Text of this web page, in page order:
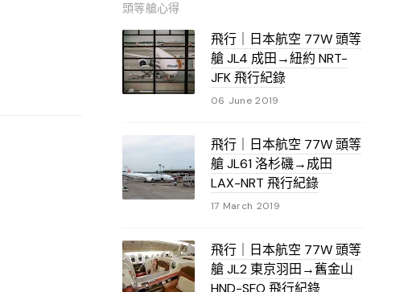
頭等艙心得
飛行｜日本航空 77W 頭等
艙 JL4 成田→紐約 NRT-
JFK 飛行紀錄
06 June 2019
飛行｜日本航空 77W 頭等
艙 JL61 洛杉磯→成田
LAX-NRT 飛行紀錄
17 March 2019
飛行｜日本航空 77W 頭等
艙 JL2 東京羽田→舊金山
HND-SFO 飛行紀錄